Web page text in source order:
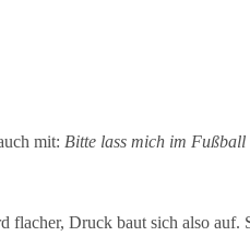
mit: Bitte lass mich im
Druck baut sich also auf.